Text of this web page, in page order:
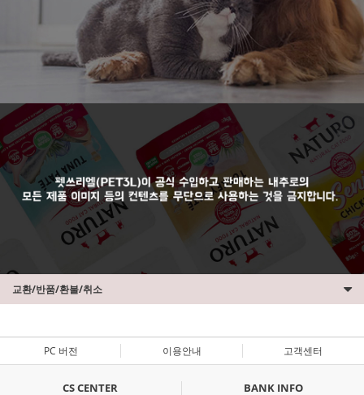
교환/반품/환불/취소
PC 버전 이용안내 고객센터
CS CENTER BANK INFO